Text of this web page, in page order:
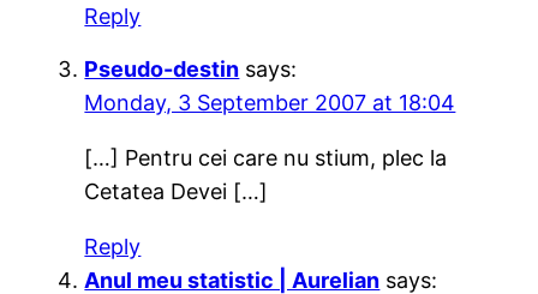
Reply
Pseudo-destin says:
Monday, 3 September 2007 at 18:04
[…] Pentru cei care nu stium, plec la
Cetatea Devei […]
Reply
Anul meu statistic | Aurelian says: